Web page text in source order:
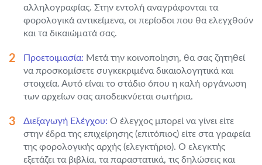
αλληλογραφίας. Στην εντολή αναγράφονται τα
φορολογικά αντικείμενα, οι περίοδοι που θα ελεγχθούν
και τα δικαιώματά σας.
Προετοιμασία: Μετά την κοινοποίηση, θα σας ζητηθεί
να προσκομίσετε συγκεκριμένα δικαιολογητικά και
στοιχεία. Αυτό είναι το στάδιο όπου η καλή οργάνωση
των αρχείων σας αποδεικνύεται σωτήρια.
Διεξαγωγή Ελέγχου: Ο έλεγχος μπορεί να γίνει είτε
στην έδρα της επιχείρησης (επιτόπιος) είτε στα γραφεία
της φορολογικής αρχής (ελεγκτήριο). Ο ελεγκτής
εξετάζει τα βιβλία, τα παραστατικά, τις δηλώσεις και